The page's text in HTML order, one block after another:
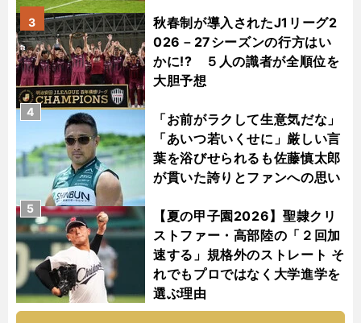
秋春制が導入されたJ1リーグ2
026－27シーズンの行方はい
かに!? ５人の識者が全順位を
大胆予想
3
「お前がラクして生意気だな」
「あいつ若いくせに」厳しい言
葉を浴びせられるも佐藤慎太郎
が貫いた誇りとファンへの思い
4
【夏の甲子園2026】聖隷クリ
ストファー・高部陸の「２回加
速する」規格外のストレート そ
れでもプロではなく大学進学を
選ぶ理由
5